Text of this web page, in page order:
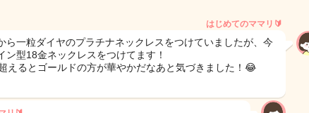
はじめてのママリ🔰
ら一粒ダイヤのプラチナネックレスをつけていましたが、今
ン型18金ネックレスをつけてます！
えるとゴールドの方が華やかだなあと気づきました！😂